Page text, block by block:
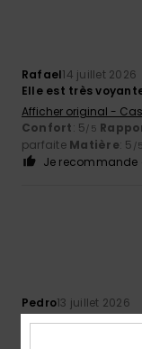
Rafael14 juillet 2026
Elle est très
Afficher original -
Confort: 5/5
parfaite Matière: 5 /5
Je recommande
Pedro13 juillet 2026
Une chemise